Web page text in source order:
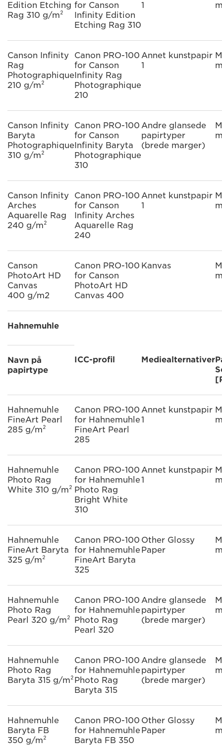
Edition Etching
Rag 310 g/m²
for Canson
Infinity Edition
Etching Rag 310
1
Canson Infinity
Rag
Photographique
210 g/m²
Canon PRO-100
for Canson
Infinity Rag
Photographique
210
Annet kunstpapir
1
Canson Infinity
Baryta
Photographique
310 g/m²
Canon PRO-100
for Canson
Infinity Baryta
Photographique
310
Andre glansede
papirtyper
(brede marger)
Canson Infinity
Arches
Aquarelle Rag
240 g/m²
Canon PRO-100
for Canson
Infinity Arches
Aquarelle Rag
240
Annet kunstpapir
1
Canson
PhotoArt HD
Canvas
400 g/m2
Canon PRO-100
for Canson
PhotoArt HD
Canvas 400
Kanvas
Hahnemuhle
Navn på
papirtype
ICC-profil Mediealternativer
Hahnemuhle
FineArt Pearl
285 g/m²
Canon PRO-100
for Hahnemuhle
FineArt Pearl
285
Annet kunstpapir
1
Hahnemuhle
Photo Rag
White 310 g/m²
Canon PRO-100
for Hahnemuhle
Photo Rag
Bright White
310
Annet kunstpapir
1
Hahnemuhle
FineArt Baryta
325 g/m²
Canon PRO-100
for Hahnemuhle
FineArt Baryta
325
Other Glossy
Paper
Hahnemuhle
Photo Rag
Pearl 320 g/m²
Canon PRO-100
for Hahnemuhle
Photo Rag
Pearl 320
Andre glansede
papirtyper
(brede marger)
Hahnemuhle
Photo Rag
Baryta 315 g/m²
Canon PRO-100
for Hahnemuhle
Photo Rag
Baryta 315
Andre glansede
papirtyper
(brede marger)
Hahnemuhle
Baryta FB
350 g/m²
Canon PRO-100
for Hahnemuhle
Baryta FB 350
Other Glossy
Paper